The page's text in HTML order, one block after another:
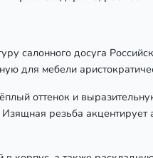
салонного досуга
для мебели
оттенок и
резьба